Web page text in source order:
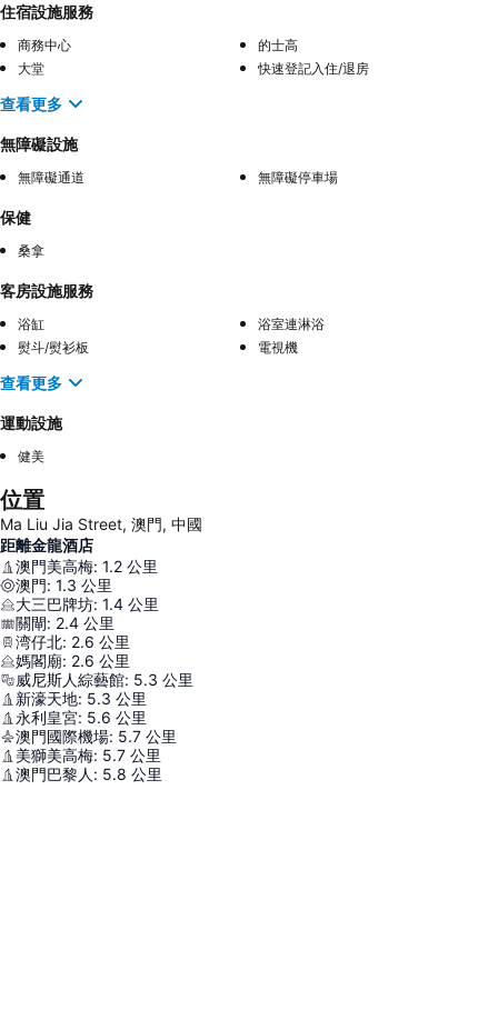
住宿設施服務
商務中心
的士高
大堂
快速登記入住/退房
查看更多
無障礙設施
無障礙通道 無障礙停車場
保健
桑拿
客房設施服務
浴缸
浴室連淋浴
熨斗/熨衫板
電視機
查看更多
運動設施
健美
位置
Ma Liu Jia Street, 澳門, 中國
距離金龍酒店
澳門美高梅: 1.2 公里
澳門: 1.3 公里
大三巴牌坊: 1.4 公里
關閘: 2.4 公里
湾仔北: 2.6 公里
媽閣廟: 2.6 公里
威尼斯人綜藝館: 5.3 公里
新濠天地: 5.3 公里
永利皇宮: 5.6 公里
澳門國際機場: 5.7 公里
美獅美高梅: 5.7 公里
澳門巴黎人 : 5.8 公里